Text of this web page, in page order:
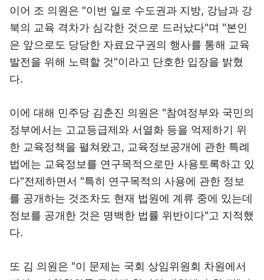
이어 조 의원은 "이번 일로 수도권과 지방, 강남과 강
북의 교육 격차가 심각한 것으로 드러났다"며 "본인
은 앞으로도 당당한 자료요구권의 행사를 통해 교육
발전을 위해 노력할 것"이라고 단호한 입장을 밝혔
다.
이에 대해 민주당 김춘진 의원은 "참여정부와 국민의
정부에서는 고교등급제와 서열화 등을 억제하기 위
한 교육정책을 펼쳐왔고, 교육정보공개에 관한 특례
법에는 교육정보를 연구목적으로만 사용토록하고 있
다"전제하면서 "특히 연구목적의 사용에 관한 정보
를 공개하는 것조차도 현재 법원에 계류 중에 있는데
정보를 공개한 것은 명백한 법률 위반이다"고 지적했
다.
또 김 의원은 "이 문제는 국회 상임위원회 차원에서